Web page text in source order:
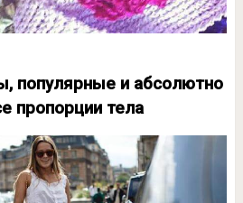
популярные и абсолютно
пропорции тела